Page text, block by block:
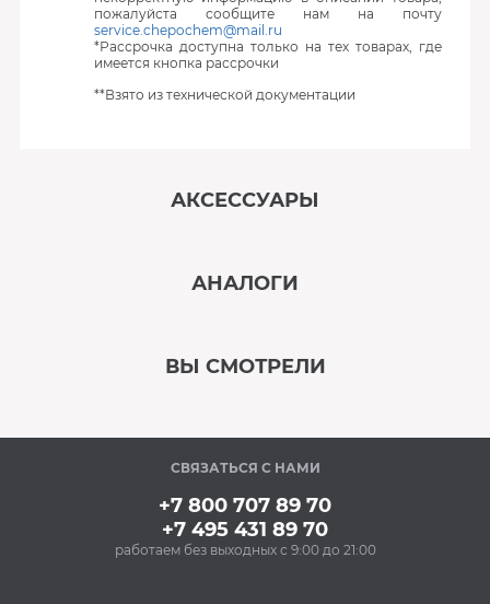
пожалуйста сообщите нам на почту
service.chepochem@mail.ru
*Рассрочка доступна только на тех товарах, где
имеется кнопка рассрочки
**Взято из технической документации
АКСЕССУАРЫ
АНАЛОГИ
ВЫ СМОТРЕЛИ
Под заказ
СВЯЗАТЬСЯ С НАМИ
+7 800 707 89 70
+7 495 431 89 70
работаем без выходных с 9:00 до 21:00